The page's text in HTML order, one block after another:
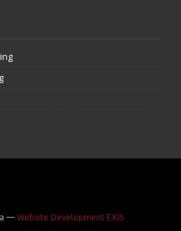
— Website Development EXIS